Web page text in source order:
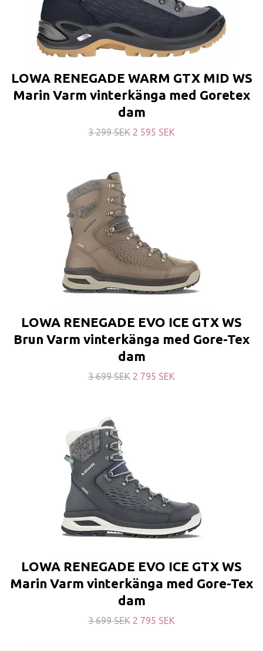
LOWA RENEGADE WARM GTX MID WS
Marin Varm vinterkänga med Goretex
dam
3 299 SEK 2 595 SEK
LOWA RENEGADE EVO ICE GTX WS
Brun Varm vinterkänga med Gore-Tex
dam
3 699 SEK 2 795 SEK
LOWA RENEGADE EVO ICE GTX WS
Marin Varm vinterkänga med Gore-Tex
dam
3 699 SEK 2 795 SEK